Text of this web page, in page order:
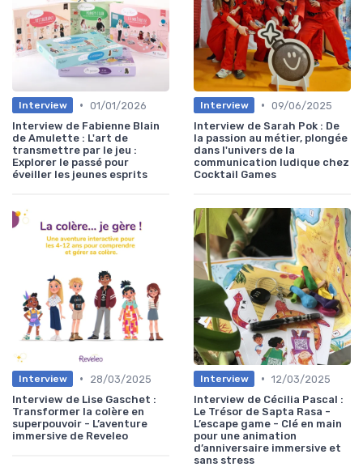
Interview • 01/01/2026
Interview de Fabienne Blain
de Amulette : L'art de
transmettre par le jeu :
Explorer le passé pour
éveiller les jeunes esprits
Interview • 09/06/2025
Interview de Sarah Pok : De
la passion au métier, plongée
dans l'univers de la
communication ludique chez
Cocktail Games
Interview •
28/03/2025
Interview de Lise Gaschet :
Transformer la colère en
superpouvoir - L’aventure
immersive de Reveleo
Interview • 12/03/2025
Interview de Cécilia Pascal :
Le Trésor de Sapta Rasa -
L’escape game - Clé en main
pour une animation
d’anniversaire immersive et
sans stress